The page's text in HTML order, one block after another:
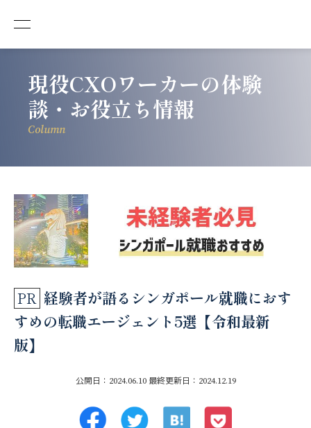
現役CXOワーカーの体験
談・お役立ち情報
Column
経験者が語るシンガポール就職におす
すめの転職エージェント5選【令和最新
版】
公開日：2024.06.10 最終更新日：2024.12.19